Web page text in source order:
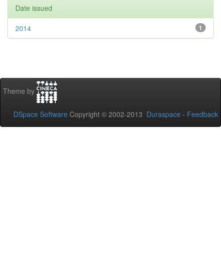
Date issued
1
2014
Theme by
DSpace Software Copyright © 2002-2013 Duraspace - Feedback